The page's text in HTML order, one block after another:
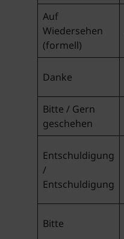
Auf
Wiedersehen
(formell)
Danke
Bitte / Gern
geschehen
Entschuldigung
/
Entschuldigung
Bitte